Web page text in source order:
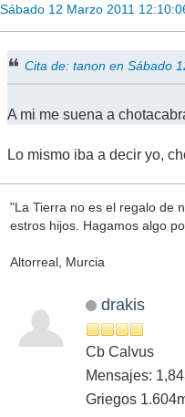
Sábado 12 Marzo 2011
Cita de: tanon en Sábado
A mi me suena a
Lo mismo iba a decir yo,
"La Tierra no es el regalo de
estros hijos. Hagamos algo
Altorreal, Murcia
drakis
Cb Calvus
Mensajes:
Griegos